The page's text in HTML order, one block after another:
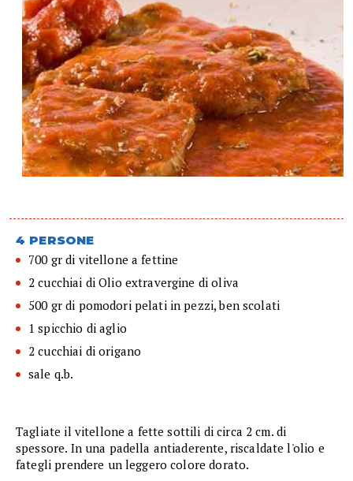
4 PERSONE
700 gr di vitellone a fettine
2 cucchiai di Olio extravergine di oliva
500 gr di pomodori pelati in pezzi, ben scolati
1 spicchio di aglio
2 cucchiai di origano
sale q.b.
Tagliate il vitellone a fette sottili di circa 2 cm. di
spessore. In una padella antiaderente, riscaldate l'olio e
fategli prendere un leggero colore dorato.